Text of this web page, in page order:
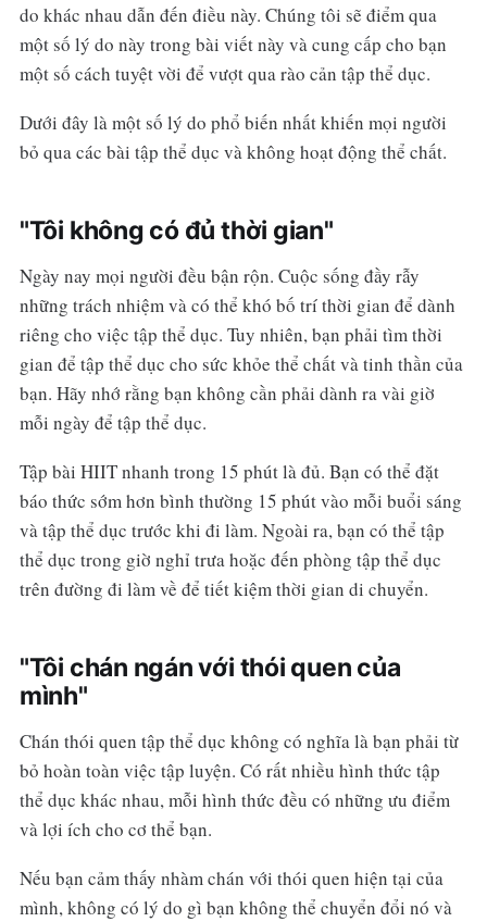
do khác nhau dẫn đến điều này. Chúng tôi sẽ điểm qua
một số lý do này trong bài viết này và cung cấp cho bạn
một số cách tuyệt vời để vượt qua rào cản tập thể dục.
Dưới đây là một số lý do phổ biến nhất khiến mọi người
bỏ qua các bài tập thể dục và không hoạt động thể chất.
"Tôi không có đủ thời gian"
Ngày nay mọi người đều bận rộn. Cuộc sống đầy rẫy
những trách nhiệm và có thể khó bố trí thời gian để dành
riêng cho việc tập thể dục. Tuy nhiên, bạn phải tìm thời
gian để tập thể dục cho sức khỏe thể chất và tinh thần của
bạn. Hãy nhớ rằng bạn không cần phải dành ra vài giờ
mỗi ngày để tập thể dục.
Tập bài HIIT nhanh trong 15 phút là đủ. Bạn có thể đặt
báo thức sớm hơn bình thường 15 phút vào mỗi buổi sáng
và tập thể dục trước khi đi làm. Ngoài ra, bạn có thể tập
thể dục trong giờ nghỉ trưa hoặc đến phòng tập thể dục
trên đường đi làm về để tiết kiệm thời gian di chuyển.
"Tôi chán ngán với thói quen của
mình"
Chán thói quen tập thể dục không có nghĩa là bạn phải từ
bỏ hoàn toàn việc tập luyện. Có rất nhiều hình thức tập
thể dục khác nhau, mỗi hình thức đều có những ưu điểm
và lợi ích cho cơ thể bạn.
Nếu bạn cảm thấy nhàm chán với thói quen hiện tại của
mình, không có lý do gì bạn không thể chuyển đổi nó và